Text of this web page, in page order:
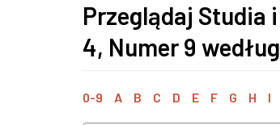
Przeglądaj Studia
4, Numer 9
0-9 A B C D E F G H I